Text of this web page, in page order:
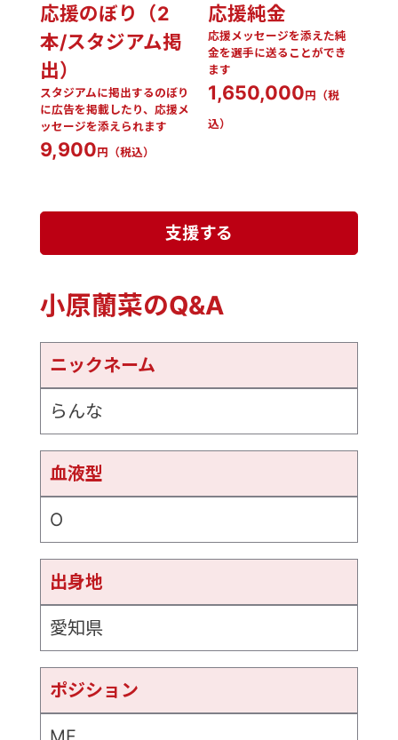
応援のぼり（2
本/スタジアム掲
出）
スタジアムに掲出するのぼり
に広告を掲載したり、応援メ
ッセージを添えられます
9,900 円（税込）
応援純金
応援メッセージを添えた純
金を選手に送ることができ
ます
1,650,000 円（税
込）
支援する
小原蘭菜のQ&A
ニックネーム
らんな
血液型
O
出身地
愛知県
ポジション